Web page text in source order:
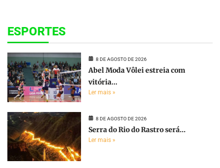
ESPORTES
8 DE AGOSTO DE 2026
Abel Moda Vôlei estreia com
vitória...
Ler mais »
8 DE AGOSTO DE 2026
Serra do Rio do Rastro será...
Ler mais »